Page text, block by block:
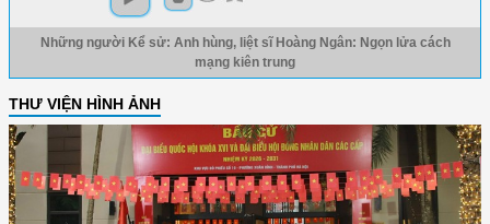
Những người Kể sử: Anh hùng, liệt sĩ Hoàng Ngân: Ngọn lửa cách
mạng kiên trung
THƯ VIỆN HÌNH ẢNH